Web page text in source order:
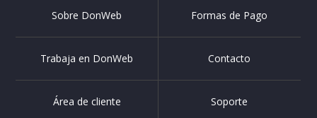
Sobre DonWeb Formas de Pago
Trabaja en DonWeb Contacto
Área de cliente Soporte